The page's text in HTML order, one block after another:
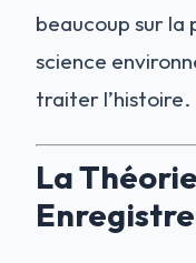
beaucoup sur la
science
traiter l’histoire.
La